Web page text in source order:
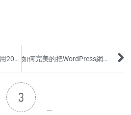
Elementor系列-如何使用2024版新界面提高工作效率(2024 UI)？ 如何完美的把WordPress網站交付給客戶?（8個步驟）
3